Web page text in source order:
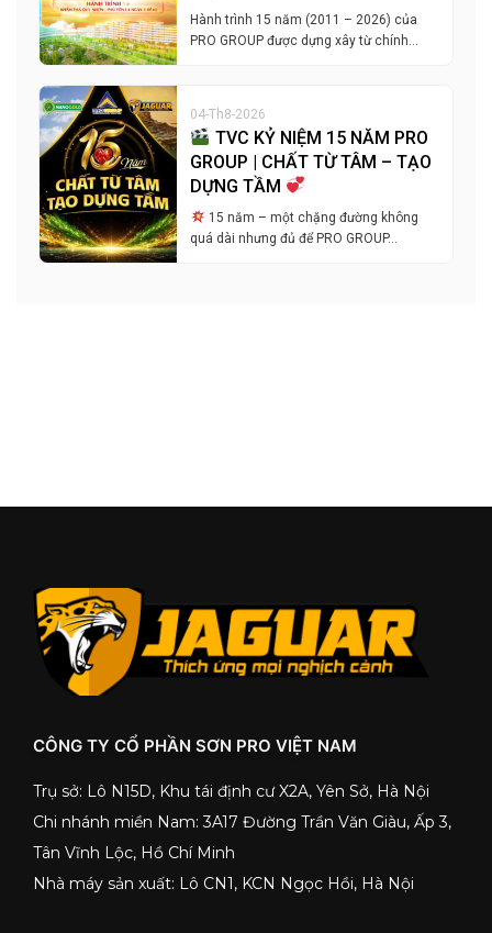
Hành trình 15 năm (2011 – 2026) của
PRO GROUP được dựng xây từ chính…
04-Th8-2026
TVC KỶ NIỆM 15 NĂM PRO
GROUP | CHẤT TỪ TÂM – TẠO
DỰNG TẦM
15 năm – một chặng đường không
quá dài nhưng đủ để PRO GROUP…
CÔNG TY CỔ PHẦN SƠN PRO VIỆT NAM
Trụ sở: Lô N15D, Khu tái định cư X2A, Yên Sở, Hà Nội
Chi nhánh miền Nam: 3A17 Đường Trần Văn Giàu, Ấp 3,
Tân Vĩnh Lộc, Hồ Chí Minh
Nhà máy sản xuất: Lô CN1, KCN Ngọc Hồi, Hà Nội